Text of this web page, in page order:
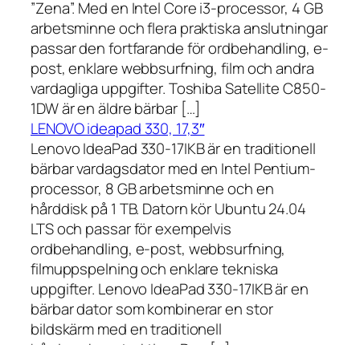
”Zena”. Med en Intel Core i3-processor, 4 GB
arbetsminne och flera praktiska anslutningar
passar den fortfarande för ordbehandling, e-
post, enklare webbsurfning, film och andra
vardagliga uppgifter. Toshiba Satellite C850-
1DW är en äldre bärbar […]
LENOVO ideapad 330, 17,3″
Lenovo IdeaPad 330-17IKB är en traditionell
bärbar vardagsdator med en Intel Pentium-
processor, 8 GB arbetsminne och en
hårddisk på 1 TB. Datorn kör Ubuntu 24.04
LTS och passar för exempelvis
ordbehandling, e-post, webbsurfning,
filmuppspelning och enklare tekniska
uppgifter. Lenovo IdeaPad 330-17IKB är en
bärbar dator som kombinerar en stor
bildskärm med en traditionell